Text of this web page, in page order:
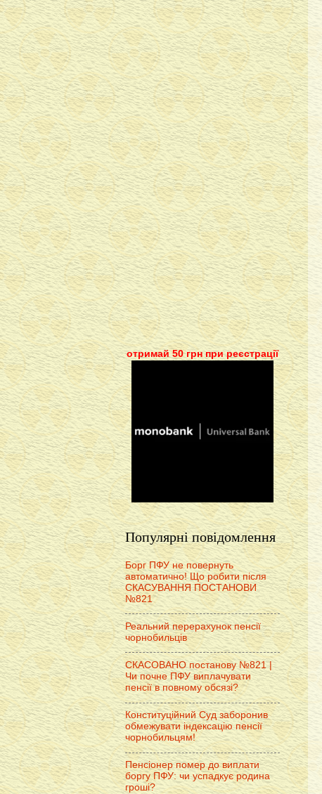
отримай 50 грн при реєстрації
Популярні повідомлення
Борг ПФУ не повернуть
автоматично! Що робити після
СКАСУВАННЯ ПОСТАНОВИ
№821
Реальний перерахунок пенсії
чорнобильців
СКАСОВАНО постанову №821 |
Чи почне ПФУ виплачувати
пенсії в повному обсязі?
Конституційний Суд заборонив
обмежувати індексацію пенсії
чорнобильцям!
Пенсіонер помер до виплати
боргу ПФУ: чи успадкує родина
гроші?